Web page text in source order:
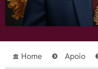
Home Apoio